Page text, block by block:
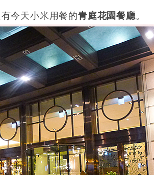
今天小米用餐的青庭花園餐廳。